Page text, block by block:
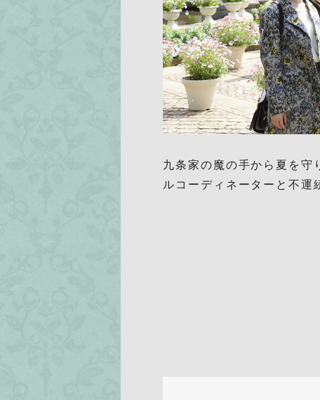
九条家の魔の手から夏を守
ルコーディネーターと不